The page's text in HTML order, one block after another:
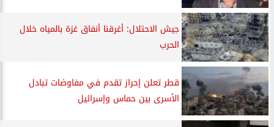
جيش الاحتلال: أغرقنا أنفاق غزة بالمياه خلال
الحرب
قطر تعلن إحراز تقدم في مفاوضات تبادل
الأسرى بين حماس وإسرائيل